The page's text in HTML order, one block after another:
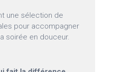
une sélection de
pour accompagner
soirée en douceur.